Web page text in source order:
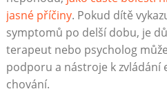
jasné příčiny. Pokud dítě
symptomů po delší dobu, je
terapeut nebo psycholog
podporu a nástroje k zvládání
chování.